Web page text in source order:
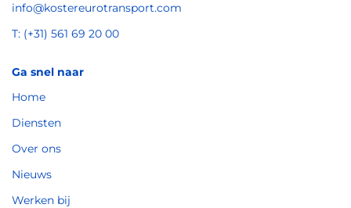
info@kostereurotransport.com
T: (+31) 561 69 20 00
Ga snel naar
Home
Diensten
Over ons
Nieuws
Werken bij